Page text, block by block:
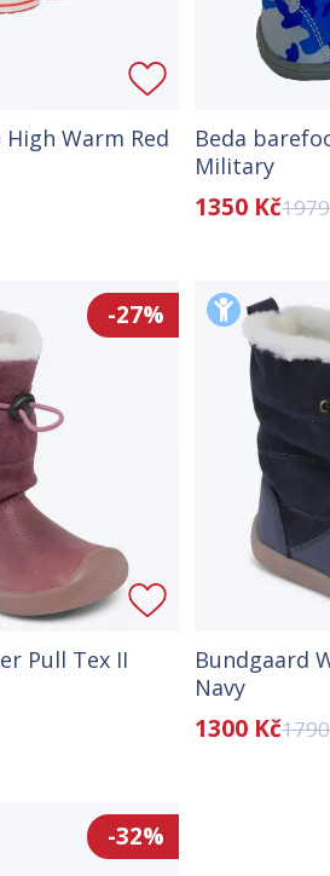
Warm Red
Beda
Military
1350 Kč
Pull Tex II
-27%
Bundgaard
Navy
1300 Kč
-32%